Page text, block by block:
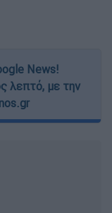
News!
λεπτό, με την